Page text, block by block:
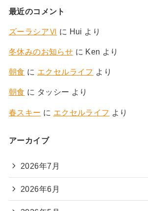
最近のコメント
ズーラシアⅥ に Hui より
冬休みのお知らせ に Ken より
朝食 に エクセルライフ より
朝食 に タッシー より
春スキー に エクセルライフ より
アーカイブ
2026年7月
2026年6月